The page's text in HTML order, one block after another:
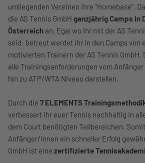
umliegenden Vereinen ihre "Homebase".
die AS Tennis GmbH ganzjährig Camps in
Österreich an. Egal wo ihr mit der AS
seid: betreut werdet ihr in den Camps von
motivierten Trainern der AS Tennis GmbH.
alle Trainingsanforderungen vom
hin zu ATP/WTA Niveau darstellen.
Durch die 7 ELEMENTS
verbessert ihr euer Tennis nachhaltig in
dem Court benötigten Teilbereichen.
Anfänger/innen ein schneller Erfolg
GmbH ist eine zertifizierte